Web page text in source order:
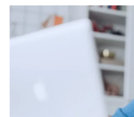
рівень